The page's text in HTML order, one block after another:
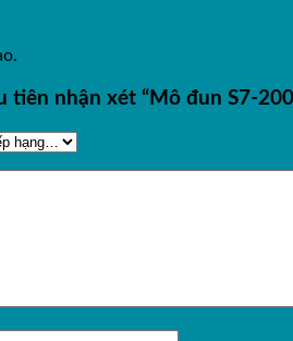
tiên nhận xét “Mô đun S7-